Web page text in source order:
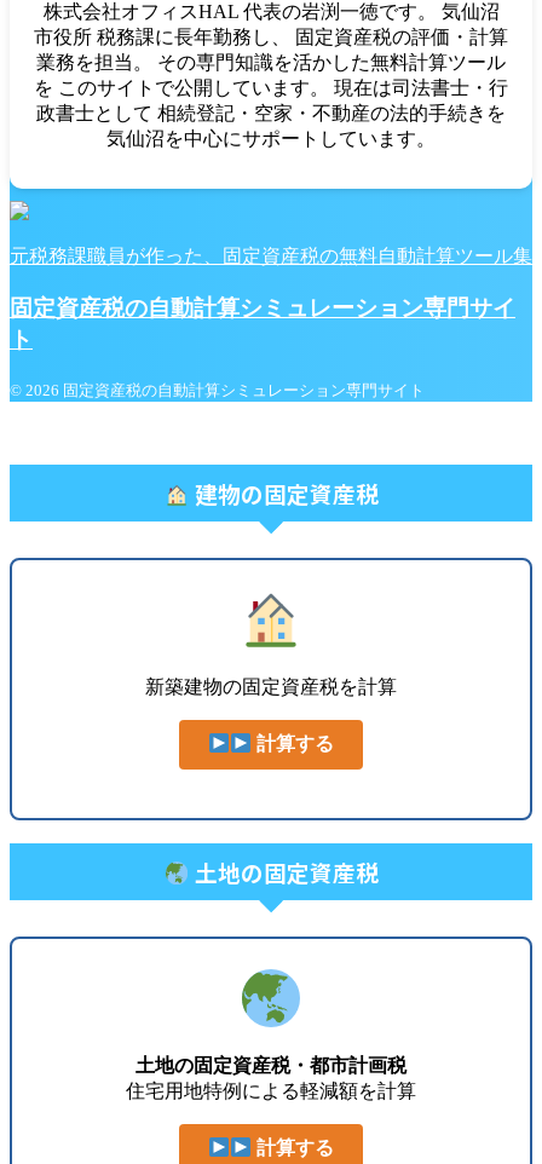
株式会社オフィスHAL 代表の岩渕一徳です。 気仙沼
市役所 税務課に長年勤務し、 固定資産税の評価・計算
業務を担当。 その専門知識を活かした無料計算ツール
を このサイトで公開しています。 現在は司法書士・行
政書士として 相続登記・空家・不動産の法的手続きを
気仙沼を中心にサポートしています。
元税務課職員が作った、固定資産税の無料自動計算ツール集
固定資産税の自動計算シミュレーション専門サイ
ト
© 2026 固定資産税の自動計算シミュレーション専門サイト
建物の固定資産税
新築建物の固定資産税を計算
計算する
土地の固定資産税
土地の固定資産税・都市計画税
住宅用地特例による軽減額を計算
計算する